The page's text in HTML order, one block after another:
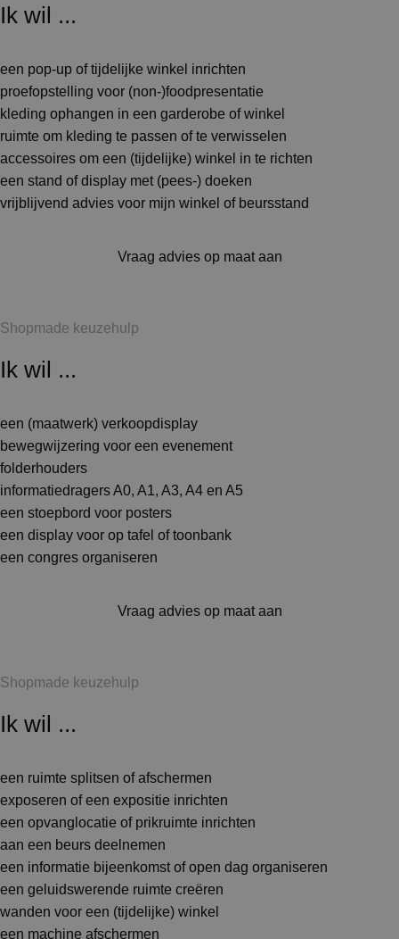
Ik wil ...
een pop-up of tijdelijke winkel inrichten
proefopstelling voor (non-)foodpresentatie
kleding ophangen in een garderobe of winkel
ruimte om kleding te passen of te verwisselen
accessoires om een (tijdelijke) winkel in te richten
een stand of display met (pees-) doeken
vrijblijvend advies voor mijn winkel of beursstand
Vraag advies op maat aan
Shopmade keuzehulp
Ik wil ...
een (maatwerk) verkoopdisplay
bewegwijzering voor een evenement
folderhouders
informatiedragers A0, A1, A3, A4 en A5
een stoepbord voor posters
een display voor op tafel of toonbank
een congres organiseren
Vraag advies op maat aan
Shopmade keuzehulp
Ik wil ...
een ruimte splitsen of afschermen
exposeren of een expositie inrichten
een opvanglocatie of prikruimte inrichten
aan een beurs deelnemen
een informatie bijeenkomst of open dag organiseren
een geluidswerende ruimte creëren
wanden voor een (tijdelijke) winkel
een machine afschermen